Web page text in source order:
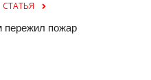
пожар